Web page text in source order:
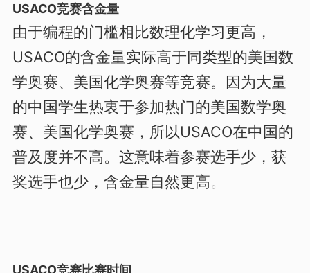
USACO竞赛含金量
由于编程的门槛相比数理化学习更高，
USACO的含金量实际高于同类型的美国数
学奥赛、美国化学奥赛等竞赛。因为大量
的中国学生热衷于参加热门的美国数学奥
赛、美国化学奥赛，所以USACO在中国的
普及度并不高。这意味着参赛选手少，获
奖选手也少，含金量自然更高。